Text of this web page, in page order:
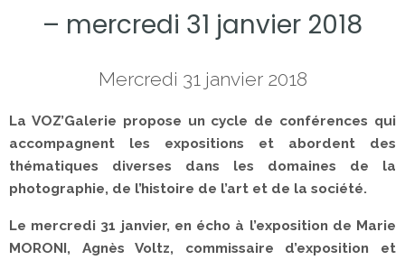
– mercredi 31 janvier 2018
Mercredi 31 janvier 2018
La VOZ’Galerie propose un cycle de conférences qui
accompagnent les expositions et abordent des
thématiques diverses dans les domaines de la
photographie, de l’histoire de l’art et de la société.
Le mercredi 31 janvier, en écho à l’exposition de Marie
MORONI, Agnès Voltz, commissaire d’exposition et